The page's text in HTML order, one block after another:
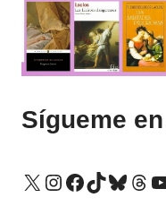
Sígueme
X Instagram
Facebook
TikTok